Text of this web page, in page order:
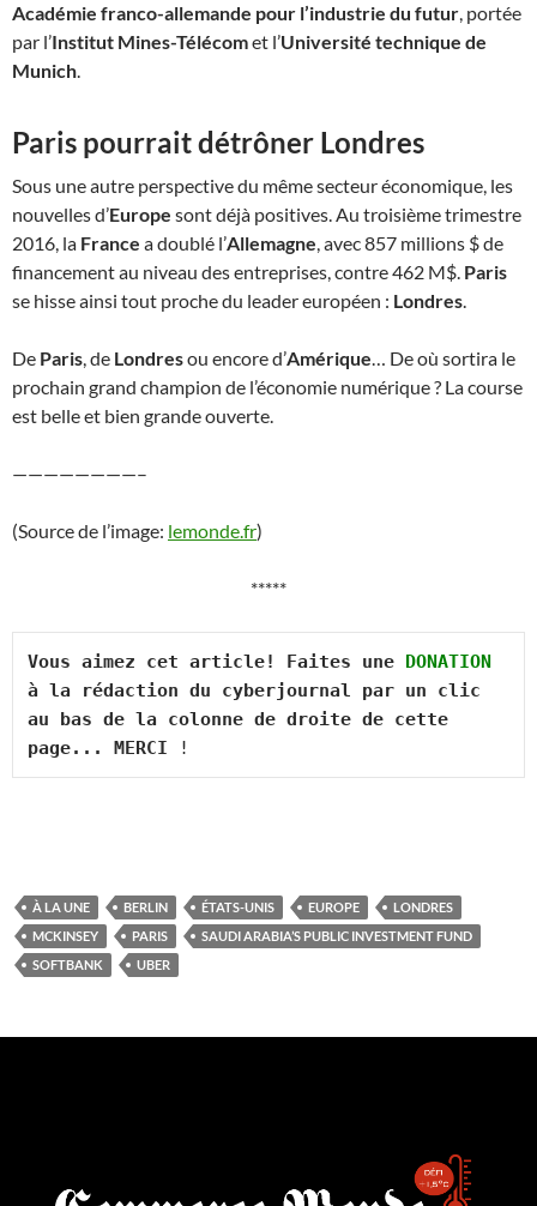
Académie franco-allemande pour l’industrie du futur, portée
par l’Institut Mines-Télécomet l’Université technique de
Munich.
Paris pourrait détrôner Londres
Sous une autre perspective du même secteur économique, les
nouvelles d’Europe sont déjà positives. Au troisième trimestre
2016, la France a doublé l’Allemagne, avec 857 millions $ de
financement au niveau des entreprises, contre 462 M$. Paris
se hisse ainsi tout proche du leader européen : Londres.
De Paris, de Londresou encore d’Amérique… De où sortira le
prochain grand champion de l’économie numérique ? La course
est belle et bien grande ouverte.
————————–
(Source de l’image: lemonde.fr)
*****
Vous aimez cet article! Faites une DONATION
à la rédaction du cyberjournal par un clic
au bas de la colonne de droite de cette
page... MERCI !
À LA UNE BERLIN ÉTATS-UNIS EUROPE
LONDRES
MCKINSEY
PARIS
SAUDI ARABIA’S PUBLIC INVESTMENT FUND
SOFTBANK
UBER